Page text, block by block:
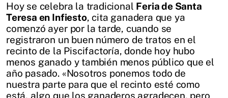
Hoy se celebra la tradicional Feria de Santa
Teresa en Infiesto, cita ganadera que ya
comenzó ayer por la tarde, cuando se
registraron un buen número de tratos en el
recinto de la Piscifactoría, donde hoy hubo
menos ganado y también menos público que el
año pasado. «Nosotros ponemos todo de
nuestra parte para que el recinto esté como
está, algo que los ganaderos agradecen, pero